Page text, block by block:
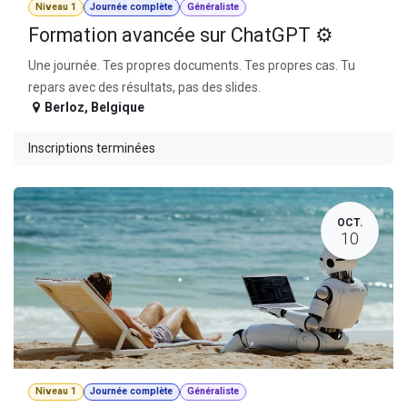
Niveau 1 Journée complète Généraliste
Formation avancée sur ChatGPT ⚙️
Une journée. Tes propres documents. Tes propres cas. Tu
repars avec des résultats, pas des slides.
Berloz, Belgique
Inscriptions terminées
OCT.
10
Niveau 1 Journée complète Généraliste